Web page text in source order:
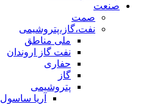
صنعت
صمت
نفت،گاز،پتروشیمی
ملی مناطق
نفت گاز اروندان
حفاری
گاز
پتروشیمی
آریا ساسول